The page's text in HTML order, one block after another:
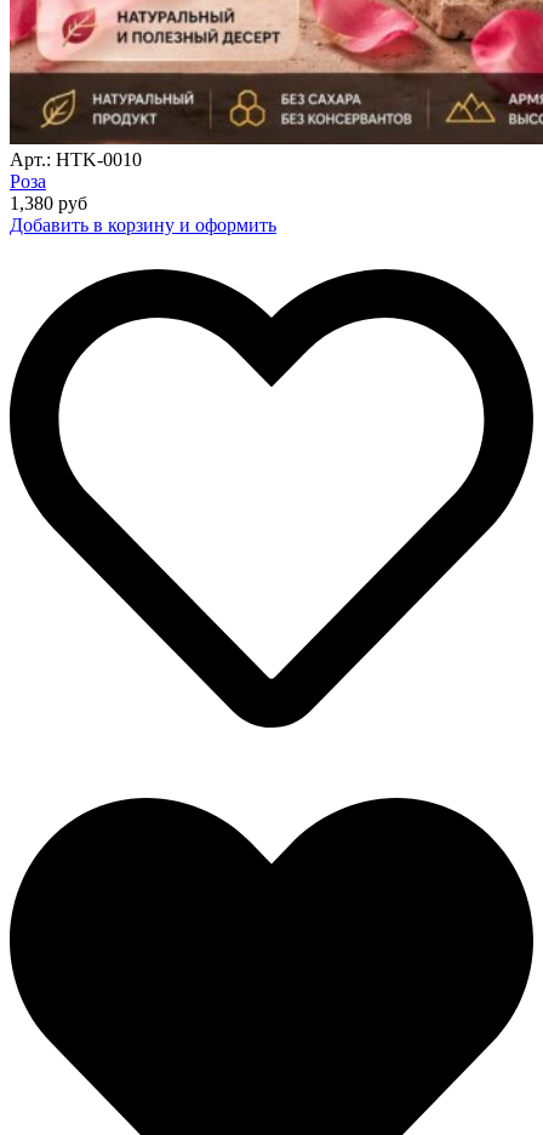
Арт.: HTK-0010
Роза
1,380 руб
Добавить в корзину и оформить